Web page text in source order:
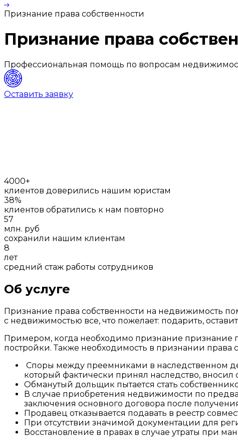
Признание права собственности
Признание права
Профессиональная помощь по вопросам
Оставить заявку
4000+
клиентов доверились нашим юристам
38%
клиентов обратились к нам повторно
57
млн. руб
сохранили нашим клиентам
8
лет
средний стаж работы сотрудников
Об услуге
Признание права собственности на недвижимость
с недвижимостью все, что пожелает: подарить,
Примером, когда необходимо признание признание
постройки. Также необходимость в признании права
Споры между преемниками в наследственном
который фактически принял наследство,
Обманутый дольщик пытается стать
В случае приобретения недвижимости по
заключения основного договора после
Продавец отказывается подавать в реестр
При отсутствии значимой документации для
Восстановление в правах в случае утраты при